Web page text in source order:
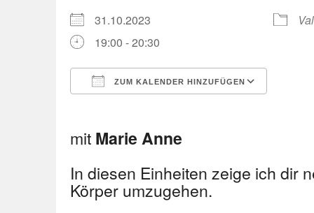
31.10.2023
19:00 - 20:30
ZUM KALENDER HINZUFÜGEN
mit Marie Anne
In diesen Einheiten zeige ich dir
Körper umzugehen.